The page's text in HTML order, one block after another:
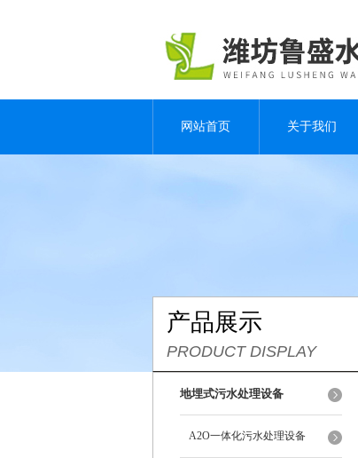
网站首页 关于我们
产品展示
PRODUCT DISPLAY
地埋式污水处理设备
A2O一体化污水处理设备